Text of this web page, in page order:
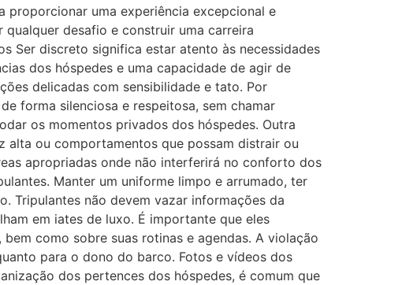
proporcionar uma experiência excepcional e
desafio e construir uma carreira
Ser discreto significa estar atento às necessidades
dos hóspedes e uma capacidade de agir de
delicadas com sensibilidade e tato. Por
forma silenciosa e respeitosa, sem chamar
os momentos privados dos hóspedes. Outra
alta ou comportamentos que possam distrair ou
apropriadas onde não interferirá no conforto dos
Manter um uniforme limpo e arrumado, ter
Tripulantes não devem vazar informações da
em iates de luxo. É importante que eles
como sobre suas rotinas e agendas. A violação
para o dono do barco. Fotos e vídeos dos
dos pertences dos hóspedes, é comum que